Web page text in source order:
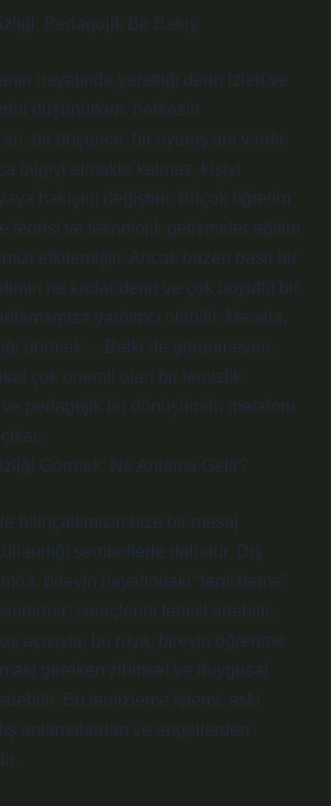
Pedagojik Bir Bakış
hayatında yarattığı derin izleri ve
düşünürken, herkesin
bir düşünce, bir uyanış anı vardır.
bilgiyi almakla kalmaz, kişiyi
bakışını değiştirir. Birçok öğretim
teorisi ve teknolojik gelişmeler eğitim
etkilemiştir. Ancak bazen basit bir
ne kadar derin ve çok boyutlu bir
yardımcı olabilir. Mesela,
görmek… Belki de görünmeyen,
çok önemli olan bir temizlik
pedagojik bir dönüşümün metaforu
Görmek: Ne Anlama Gelir?
bilinçaltımızın bize bir mesaj
sembollerle doludur. Diş
bireyin hayatındaki “temizleme”
süreçlerini temsil edebilir.
açısıyla, bu rüya, bireyin öğrenme
gereken zihinsel ve duygusal
Bu temizleme işlemi, eski
anlamalardan ve engellerden